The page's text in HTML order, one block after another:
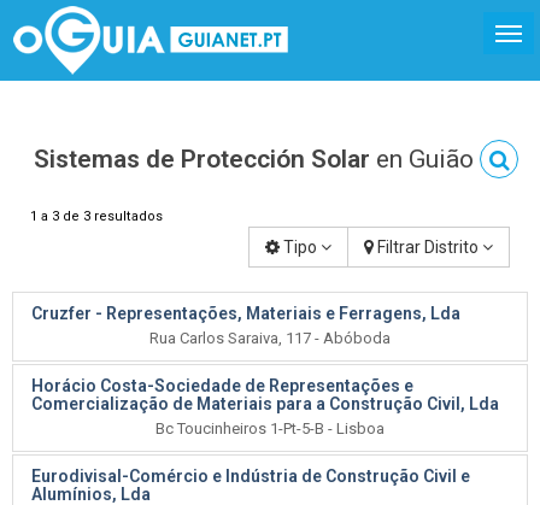
Sistemas de Protección Solar en Guião
1 a 3 de 3 resultados
Tipo Filtrar Distrito
Cruzfer - Representações, Materiais e Ferragens, Lda
Rua Carlos Saraiva, 117 - Abóboda
Horácio Costa-Sociedade de Representações e
Comercialização de Materiais para a Construção Civil, Lda
Bc Toucinheiros 1-Pt-5-B - Lisboa
Eurodivisal-Comércio e Indústria de Construção Civil e
Alumínios, Lda